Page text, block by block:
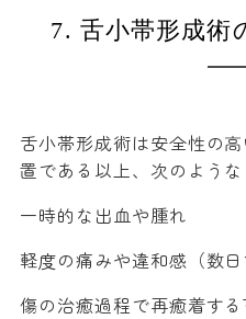
7. 舌小帯形成術
舌小帯形成術は安全性の
置である以上、次のような
一時的な出血や腫れ
軽度の痛みや違和感（数日
傷の治癒過程で再癒着す